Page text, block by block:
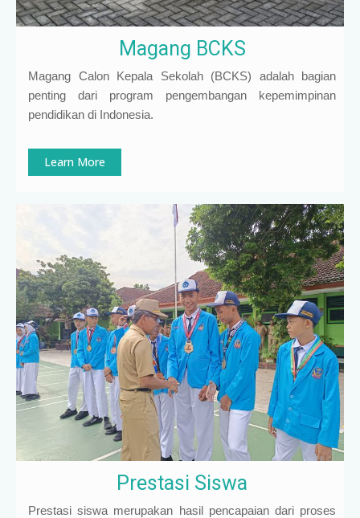
Magang BCKS
Magang Calon Kepala Sekolah (BCKS) adalah bagian
penting dari program pengembangan kepemimpinan
pendidikan di Indonesia.
Learn More
Prestasi Siswa
Prestasi siswa merupakan hasil pencapaian dari proses